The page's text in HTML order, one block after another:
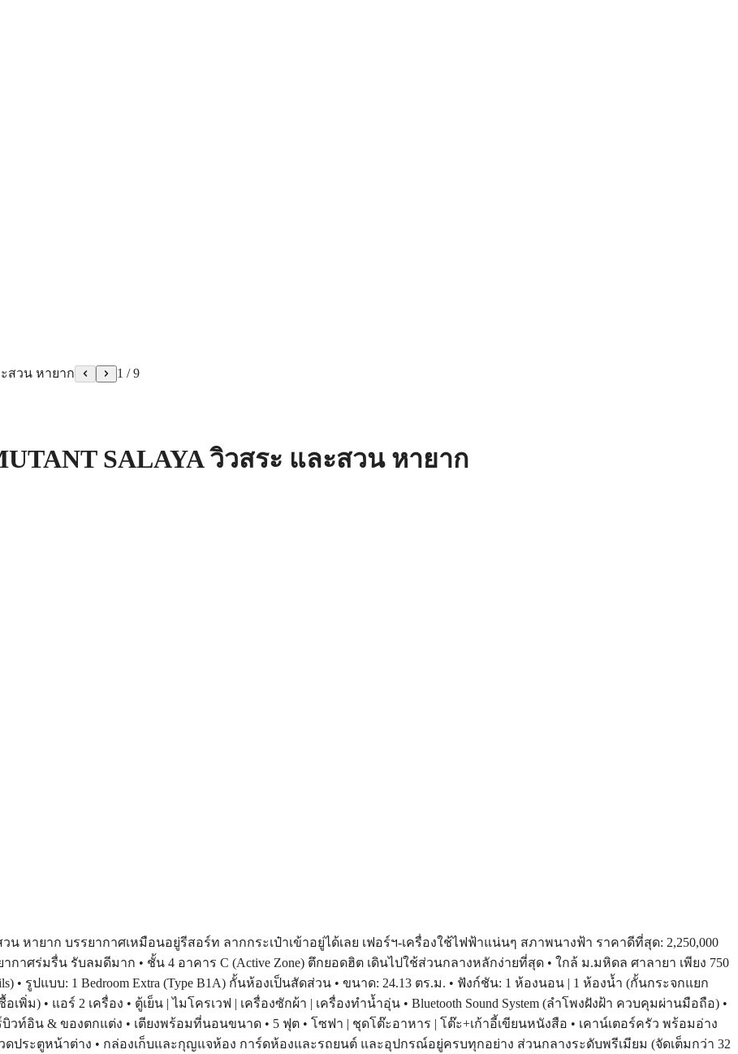
1 /9
SALAYA วิวสระ และสวน หายาก
หายาก บรรยากาศเหมือนอยู่รีสอร์ท ลากกระเป๋าเข้าอยู่ได้เลย เฟอร์ฯ-เครื่องใช้ไฟฟ้าแน่นๆ สภาพนางฟ้า ราคาดีที่สุด: 2,250,000
ากาศร่มรื่น รับลมดีมาก • ชั้น 4 อาคาร C (Active Zone) ตึกยอดฮิต เดินไปใช้ส่วนกลางหลักง่ายที่สุด • ใกล้ ม.มหิดล ศาลายา เพียง 750
• รูปแบบ: 1 Bedroom Extra (Type B1A) กั้นห้องเป็นสัดส่วน • ขนาด: 24.13 ตร.ม. • ฟังก์ชัน: 1 ห้องนอน | 1 ห้องน้ำ (กั้นกระจกแยก
พิ่ม) • แอร์ 2 เครื่อง • ตู้เย็น | ไมโครเวฟ | เครื่องซักผ้า | เครื่องทำน้ำอุ่น • Bluetooth Sound System (ลำโพงฝังฝ้า ควบคุมผ่านมือถือ) •
วท์อิน & ของตกแต่ง • เตียงพร้อมที่นอนขนาด • 5 ฟุต • โซฟา | ชุดโต๊ะอาหาร | โต๊ะ+เก้าอี้เขียนหนังสือ • เคาน์เตอร์ครัว พร้อมอ่าง
ดประตูหน้าต่าง • กล่องเก็บและกุญแจห้อง การ์ดห้องและรถยนต์ และอุปกรณ์อยู่ครบทุกอย่าง ส่วนกลางระดับพรีเมียม (จัดเต็มกว่า 32